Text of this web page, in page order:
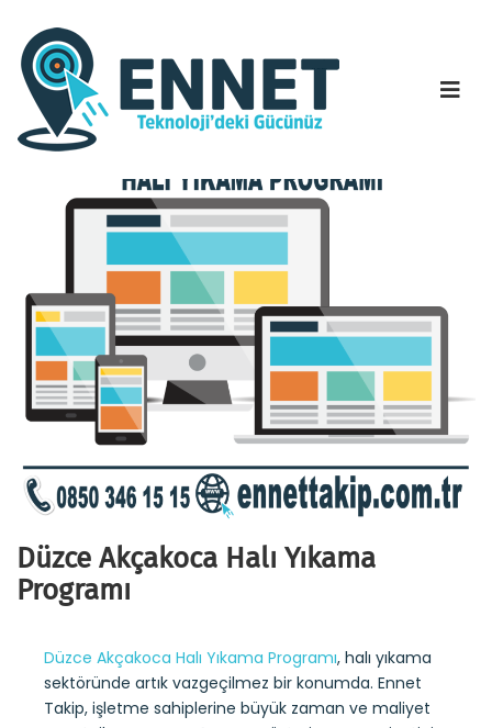
Düzce Akçakoca Halı Yıkama
Programı
Düzce Akçakoca Halı Yıkama Programı, halı yıkama
sektöründe artık vazgeçilmez bir konumda. Ennet
Takip, işletme sahiplerine büyük zaman ve maliyet